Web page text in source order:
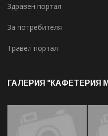
Здравен портал
За потребителя
Травел портал
ГАЛЕРИЯ "КАФЕТЕРИЯ